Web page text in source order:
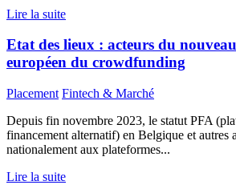
Lire la suite
Etat des lieux : acteurs du
européen du crowdfunding
Placement Fintech & Marché
Depuis fin novembre 2023, le statut PFA
financement alternatif) en Belgique et autres
nationalement aux plateformes...
Lire la suite